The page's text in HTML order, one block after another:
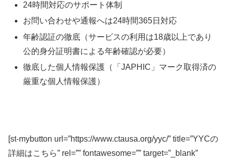
24時間対応のサポート体制
お問い合わせや通報へは24時間365日対応
年齢認証の徹底（サービスの利用は18歳以上であり
公的身分証明書による年齢確認が必要）
徹底した個人情報保護（「JAPHIC」マーク取得済の
厳重な個人情報保護）
[st-mybutton url=”https://www.ctausa.org/yyc/” title=”YYCの
詳細はこちら” rel=”” fontawesome=”” target=”_blank”